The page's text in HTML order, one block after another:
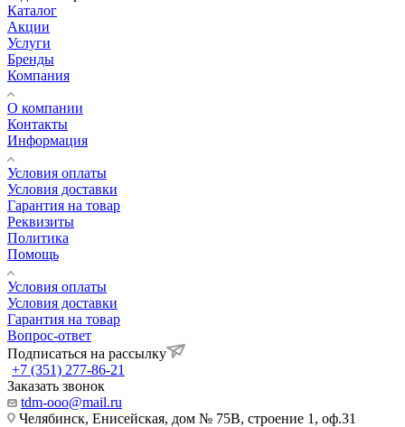
Каталог
Акции
Услуги
Бренды
Компания
О компании
Контакты
Информация
Условия оплаты
Условия доставки
Гарантия на товар
Реквизиты
Политика
Помощь
Условия оплаты
Условия доставки
Гарантия на товар
Вопрос-ответ
Подписаться на рассылку
+7 (351) 277-86-21
Заказать звонок
tdm-ooo@mail.ru
Челябинск, Енисейская, дом № 75В, строение 1, оф.31